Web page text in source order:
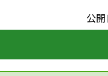
公